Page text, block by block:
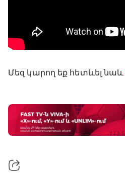
Մեզ կարող եք հետևել նաև